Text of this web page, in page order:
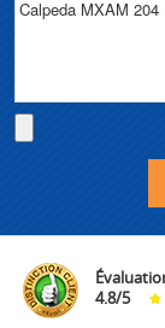
4.8/5